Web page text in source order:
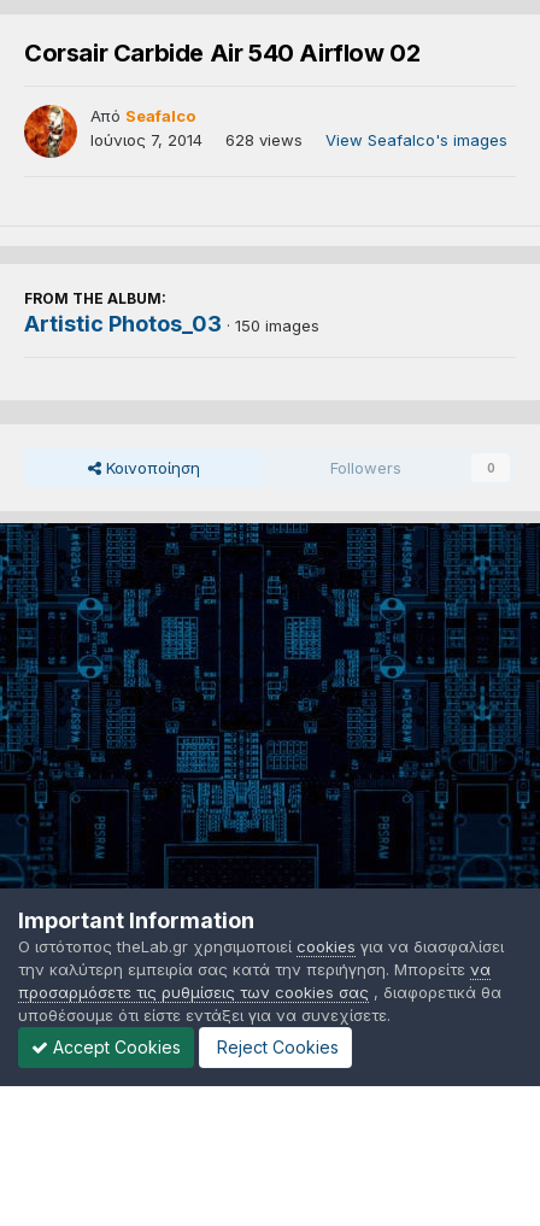
Corsair Carbide Air 540 Airflow 02
Από Seafalco
Ιούνιος 7, 2014
628 views View Seafalco's images
FROM THE ALBUM:
Artistic Photos_03 · 150 images
Κοινοποίηση Followers 0
Important Information
Ο ιστότοπος theLab.gr χρησιμοποιεί cookies για να διασφαλίσει
την καλύτερη εμπειρία σας κατά την περιήγηση. Μπορείτε να
προσαρμόσετε τις ρυθμίσεις των cookies σας , διαφορετικά θα
υποθέσουμε ότι είστε εντάξει για να συνεχίσετε.
Accept Cookies Reject Cookies